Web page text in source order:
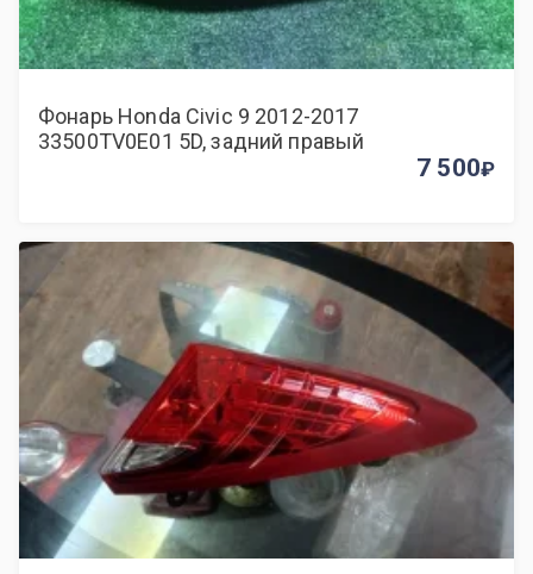
Фонарь Honda Civic 9 2012-2017
33500TV0E01 5D, задний правый
7 500